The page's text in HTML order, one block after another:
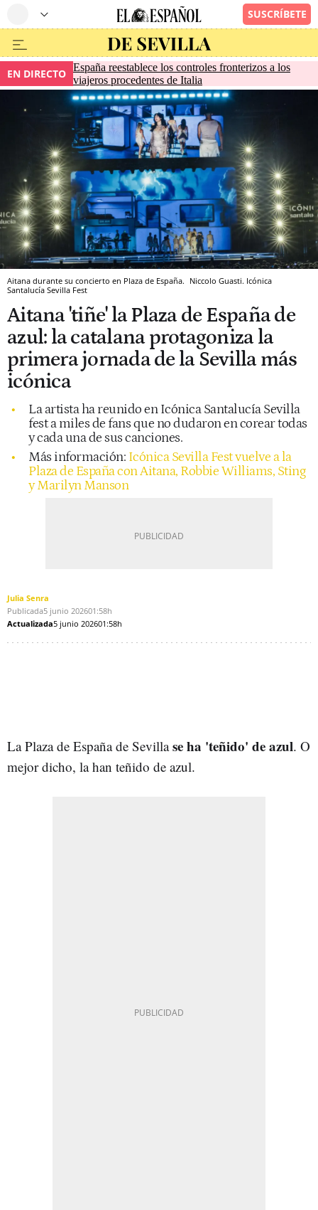
EN DIRECTO España reestablece los controles fronterizos a los
viajeros procedentes de Italia
Aitana durante su concierto en Plaza de España. Niccolo Guasti. Icónica
Santalucía Sevilla Fest
Aitana 'tiñe' la Plaza de España de
azul: la catalana protagoniza la
primera jornada de la Sevilla más
icónica
La artista ha reunido en Icónica Santalucía Sevilla
fest a miles de fans que no dudaron en corear todas
y cada una de sus canciones.
Más información: Icónica Sevilla Fest vuelve a la
Plaza de España con Aitana, Robbie Williams, Sting
y Marilyn Manson
Julia Senra
Publicada5 junio 202601:58h
Actualizada5 junio 202601:58h
La Plaza de España de Sevillase ha 'teñido' de azul. O
mejor dicho, la han teñido de azul.